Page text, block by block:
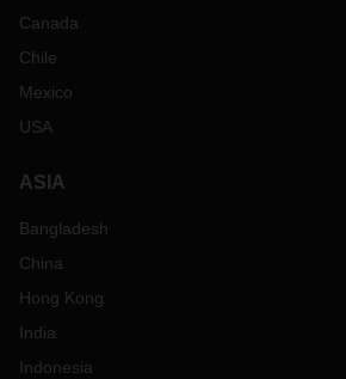
Canada
Chile
Mexico
USA
ASIA
Bangladesh
China
Hong Kong
India
Indonesia